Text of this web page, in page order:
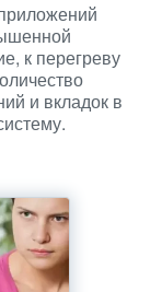
к перегреву
и вкладок в